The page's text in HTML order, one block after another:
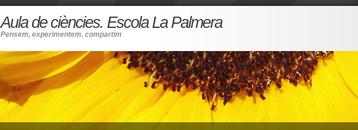
Aula de ciències. Escola La Palmera
Pensem, experimentem, compartim